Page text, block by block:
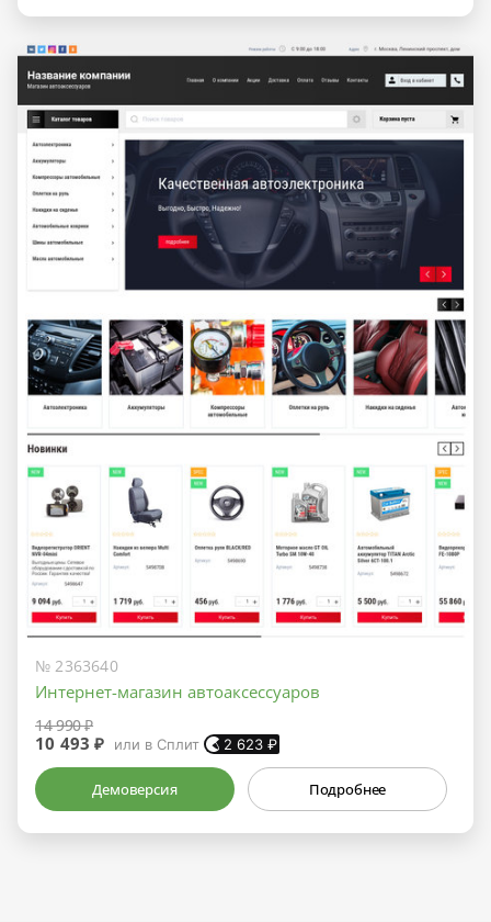
№ 2363640
Интернет-магазин автоаксессуаров
14 990 ₽
10 493 ₽ или в Сплит 2 623₽
Демоверсия Подробнее